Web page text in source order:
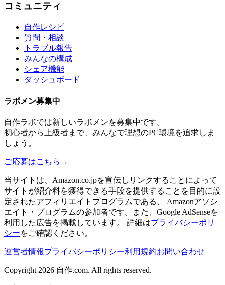
コミュニティ
自作レシピ
質問・相談
トラブル報告
みんなの構成
シェア機能
ダッシュボード
ラボメン募集中
自作ラボでは新しいラボメンを募集中です。
初心者から上級者まで、みんなで理想のPC環境を追求しま
しょう。
ご応募はこちら →
当サイトは、Amazon.co.jpを宣伝しリンクすることによって
サイトが紹介料を獲得できる手段を提供することを目的に設
定されたアフィリエイトプログラムである、 Amazonアソシ
エイト・プログラムの参加者です。また、Google AdSenseを
利用した広告を掲載しています。 詳細はプライバシーポリ
シーをご確認ください。
運営者情報プライバシーポリシー利用規約お問い合わせ
Copyright 2026 自作.com. All rights reserved.